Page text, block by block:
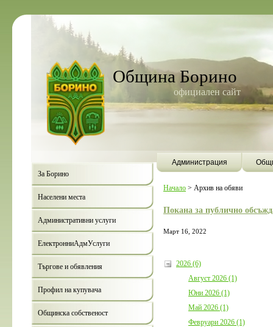
Община Борино
официален сайт
Администрация
За Борино
Населени места
Административни услуги
ЕлектронниАдмУслуги
Търгове и обявления
Профил на купувача
Общинска собственост
Начало > Архив на обяви
Покана за публично
Март 16, 2022
2026 (6)
Август 2026 (1)
Юни 2026 (1)
Май 2026 (1)
Февруари 2026 (1)